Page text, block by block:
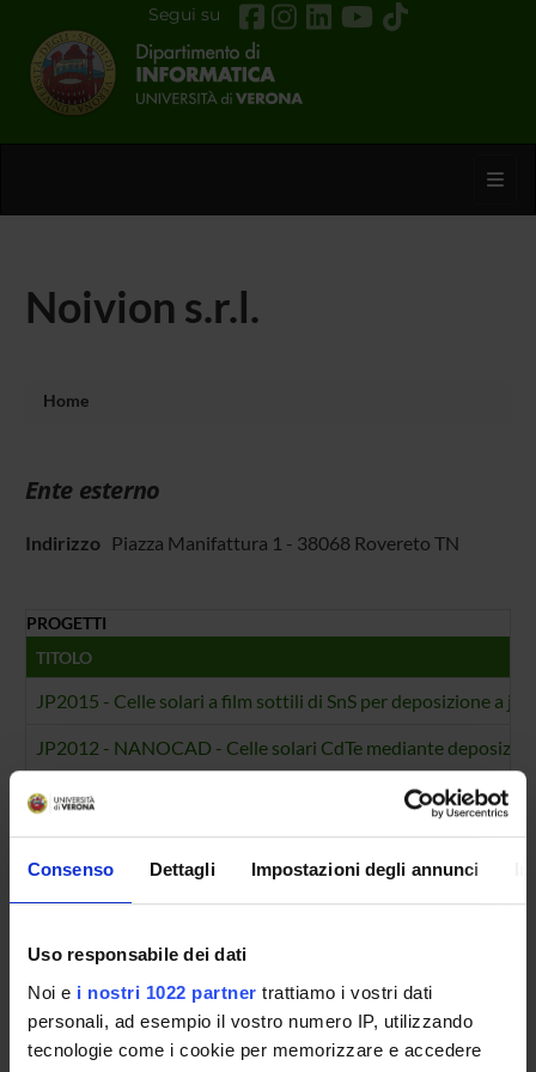
Consenso Dettagli Impostazioni degli annunci
Uso responsabile dei dati
Noi e i nostri 1022 partner trattiamo i vostri dati
personali, ad esempio il vostro numero IP, utilizzando
tecnologie come i cookie per memorizzare e accedere
Segui su
Noivion s.r.l.
Home
Ente esterno
IndirizzoPiazza Manifattura 1 - 38068 Rovereto TN
PROGETTI
TITOLO
JP2015 - Celle solari a film sottili di SnS per deposizione a jet
JP2012 - NANOCAD - Celle solari CdTe mediante
NUMERO FINANZIAMENTI
ANNO
NUMERO
2016
Contatti